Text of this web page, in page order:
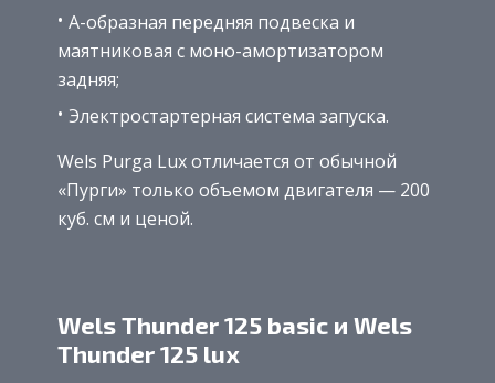
А-образная передняя подвеска и
маятниковая с моно-амортизатором
задняя;
Электростартерная система запуска.
Wels Purga Lux отличается от обычной
«Пурги» только объемом двигателя — 200
куб. см и ценой.
Wels Thunder 125 basic и Wels
Thunder 125 lux